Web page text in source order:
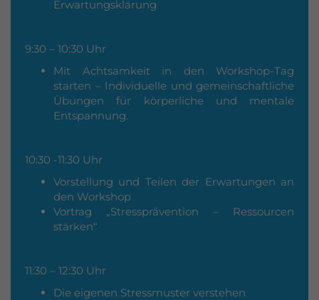
Azubi-Events
Erwartungsklärung
9:30 – 10:30 Uhr
Mit Achtsamkeit in den Workshop-Tag
starten – Individuelle und gemeinschaftliche
Übungen für körperliche und mentale
Entspannung.
10:30 -11:30 Uhr
Vorstellung und Teilen der Erwartungen an
den Workshop
Vortrag „Stressprävention – Ressourcen
stärken“
11:30 – 12:30 Uhr
Die eigenen Stressmuster verstehen